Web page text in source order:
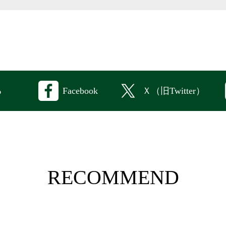
Facebook Ｘ（旧Twitter）
RECOMMEND